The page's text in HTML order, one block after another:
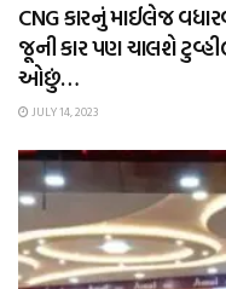
CNG કારનું માઈલેજ
જૂની કાર પણ ચાલશે
ઓછું…
JULY 14, 2023